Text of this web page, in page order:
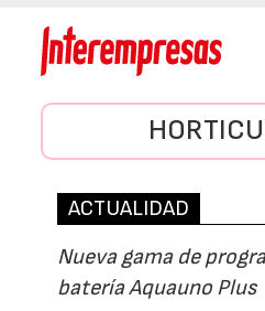
ACTUALIDAD
Nueva gama de
batería Aquauno Plus